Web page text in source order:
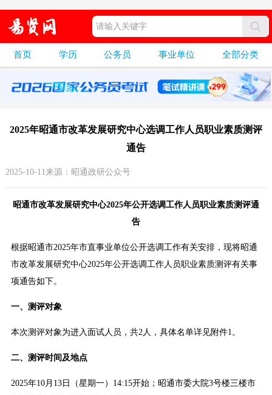
首页 学历 公务员 事业单位 全部分类
2025年昭通市改革发展研究中心选调工作人员职业素质测评
通告
2025-10-11来源：昭通政研公众号
昭通市改革发展研究中心2025年公开选调工作人员职业素质测评通
告
根据昭通市2025年市直事业单位公开选调工作有关安排，现将昭通
市改革发展研究中心2025年公开选调工作人员职业素质测评有关事
项通告如下。
一、测评对象
本次测评对象为进入面试人员，共2人，具体名单详见附件1。
二、测评时间及地点
2025年10月13日（星期一）14:15开始；昭通市委大院3号楼三楼市